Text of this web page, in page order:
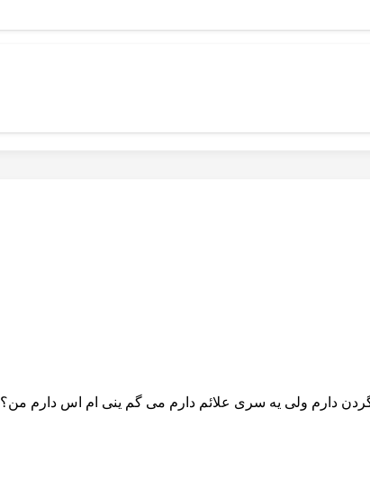
دارم ولی یه سری علائم دارم می گم ینی ام اس دارم من؟